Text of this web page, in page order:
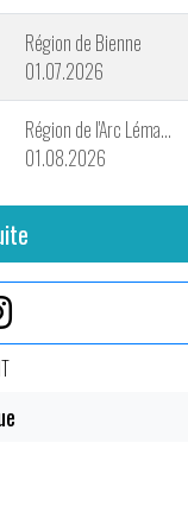
Région de Bienne
01.07.2026
Région de l'Arc Lémanique
01.08.2026
IT